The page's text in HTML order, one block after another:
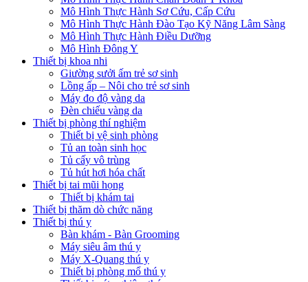
Mô Hình Thực Hành Sơ Cứu, Cấp Cứu
Mô Hình Thực Hành Đào Tạo Kỹ Năng Lâm Sàng
Mô Hình Thực Hành Điều Dưỡng
Mô Hình Đông Y
Thiết bị khoa nhi
Giường sưởi ấm trẻ sơ sinh
Lồng ấp – Nôi cho trẻ sơ sinh
Máy đo độ vàng da
Đèn chiếu vàng da
Thiết bị phòng thí nghiệm
Thiết bị vệ sinh phòng
Tủ an toàn sinh học
Tủ cấy vô trùng
Tủ hút hơi hóa chất
Thiết bị tai mũi họng
Thiết bị khám tai
Thiết bị thăm dò chức năng
Thiết bị thú y
Bàn khám - Bàn Grooming
Máy siêu âm thú y
Máy X-Quang thú y
Thiết bị phòng mổ thú y